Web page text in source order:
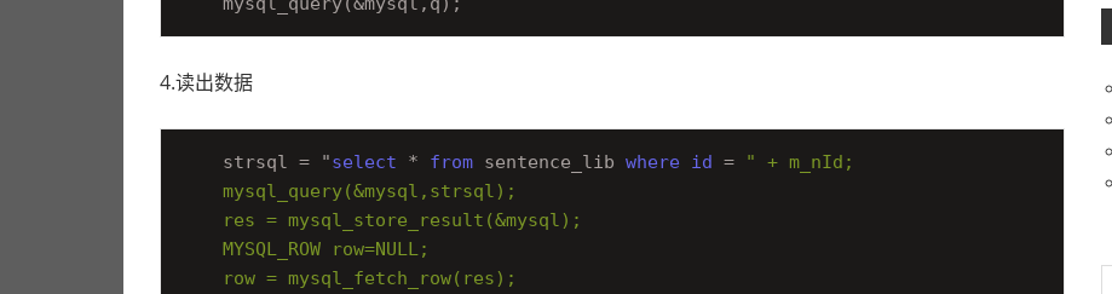
4.读出数据
    strsql = "
select * from sentence_lib where id =
" + m_nId;
    mysql_query(&mysql,strsql);
    res = mysql_store_result(&mysql);
    MYSQL_ROW row=NULL;
    row = mysql_fetch_row(res);